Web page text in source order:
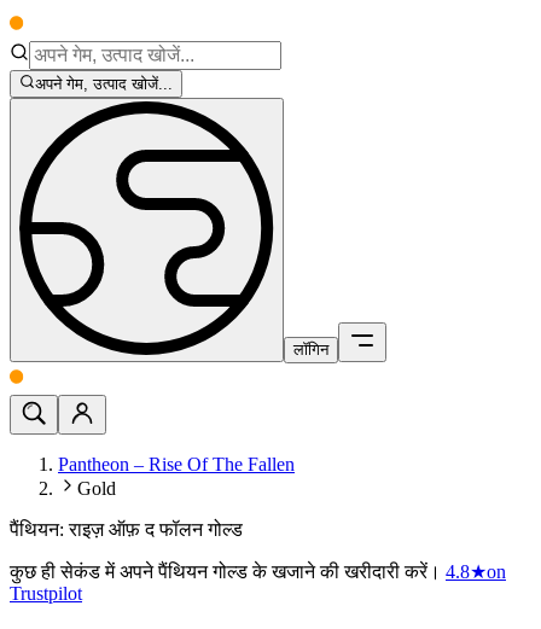
अपने गेम, उत्पाद खोजें...
लॉगिन
Pantheon – Rise Of The Fallen
Gold
पैंथियन: राइज़ ऑफ़ द फॉलन गोल्ड
कुछ ही सेकंड में अपने पैंथियन गोल्ड के खजाने की खरीदारी करें। 4.8★on
Trustpilot